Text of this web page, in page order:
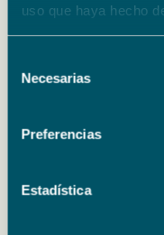
uso que haya hecho
Necesarias
Preferencias
Estadística
Literatura